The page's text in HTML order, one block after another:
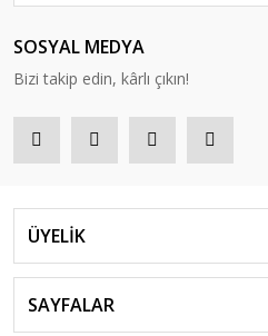
SOSYAL MEDYA
Bizi takip edin, kârlı çıkın!
ÜYELİK
SAYFALAR